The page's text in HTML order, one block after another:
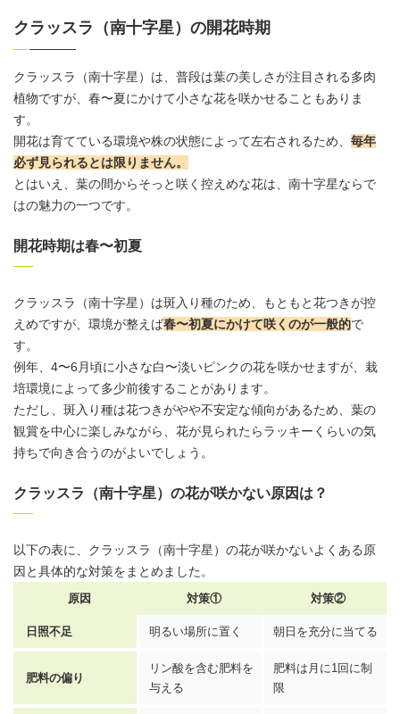
クラッスラ（南十字星）の開花時期
クラッスラ
（南十字星）は、普段は葉の美しさが注目される多肉
植物ですが、春〜夏にかけて小さな花を咲かせることもありま
す。
開花は育てている環境や株の状態によって左右されるため、 毎年
必ず見られるとは限りません。
とはいえ、葉の間からそっと咲く控えめな花は、南十字星ならで
はの魅力の一つです。
開花時期は春〜初夏
クラッスラ
（南十字星）は斑入り種のため、もともと花つきが控
えめですが、環境が整えば春〜初夏にかけて咲くのが一般的で
す。
例年、4〜6月頃に小さな白〜淡いピンクの花を咲かせますが、栽
培環境によって多少前後することがあります。
ただし、斑入り種は花つきがやや不安定な傾向があるため、葉の
観賞を中心に楽しみながら、花が見られたらラッキーくらいの気
持ちで向き合うのがよいでしょう。
クラッスラ（南十字星）の花が咲かない原因は？
以下の表に、 クラッスラ
（南十字星）の花が咲かないよくある原
因と具体的な対策をまとめました。
原因 対策① 対策②
日照不足 明るい場所に置く 朝日を充分に当てる
肥料の偏り
リン酸を含む肥料を
与える
肥料は月に1回に制
限